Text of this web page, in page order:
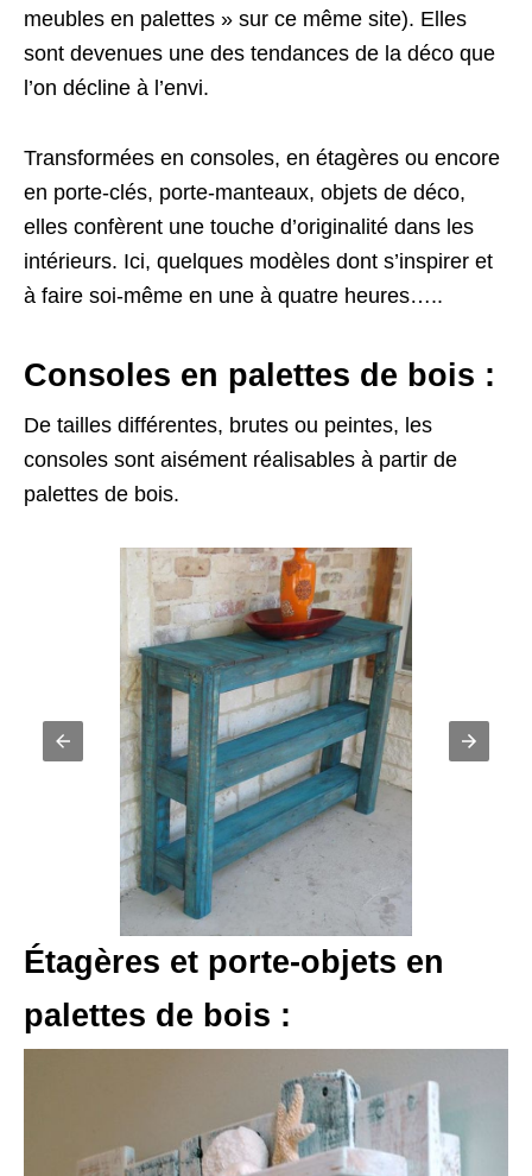
meubles en palettes » sur ce même site). Elles
sont devenues une des tendances de la déco que
l’on décline à l’envi.
Transformées en consoles, en étagères ou encore
en porte-clés, porte-manteaux, objets de déco,
elles confèrent une touche d’originalité dans les
intérieurs. Ici, quelques modèles dont s’inspirer et
à faire soi-même en une à quatre heures…..
Consoles en palettes de bois :
De tailles différentes, brutes ou peintes, les
consoles sont aisément réalisables à partir de
palettes de bois.
Étagères et porte-objets en
palettes de bois :